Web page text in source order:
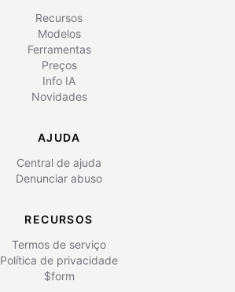
Recursos
Modelos
Ferramentas
Preços
Info IA
Novidades
AJUDA
Central de ajuda
Denunciar abuso
RECURSOS
Termos de serviço
Política de privacidade
$form